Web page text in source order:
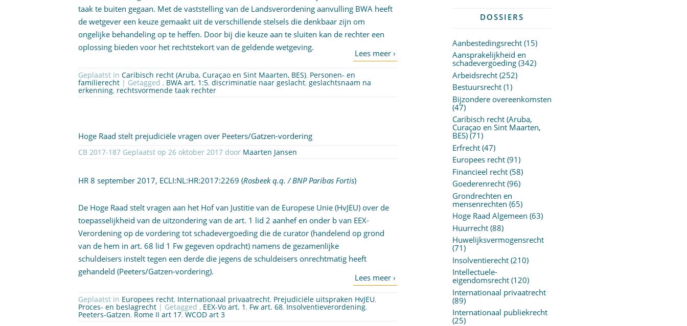
taak te buiten gegaan. Met de vaststelling van de Landsverordening aanvulling BWA heeft
de wetgever een keuze gemaakt uit de verschillende stelsels die denkbaar zijn om
ongelijke behandeling op te heffen. Door bij die keuze aan te sluiten kan de rechter een
oplossing bieden voor het rechtstekort van de geldende wetgeving.
Geplaatst inCaribisch recht (Aruba, Curaçao en Sint Maarten, BES), Personen- en
familierecht | Getagged , BWA art. 1:5,discriminatie naar geslacht,geslachtsnaam na
erkenning, rechtsvormende taak rechter
Hoge Raad stelt prejudiciële vragen over Peeters/Gatzen-vordering
CB 2017-187 Geplaatst op 26 oktober 2017 door Maarten Jansen
HR 8 september 2017, ECLI:NL:HR:2017:2269 (Rosbeek q.q. / BNP Paribas Fortis)
De Hoge Raad stelt vragen aan het Hof van Justitie van de Europese Unie (HvJEU) over de
toepasselijkheid van de uitzondering van deart. 1 lid 2 aanhef en onder b van EEX-
Verordening op de vordering tot schadevergoeding die de curator (handelend op grond
van de hem in art.68 lid 1 Fw gegeven opdracht) namens de gezamenlijke
schuldeisers instelt tegen een derde die jegens de schuldeisers onrechtmatig heeft
gehandeld (Peeters/Gatzen-vordering).
Geplaatst in Europees recht, Internationaal privaatrecht, Prejudiciële uitspraken HvJEU,
Proces- en beslagrecht | Getagged , EEX-Vo art. 1 , Fw art. 68,Insolventieverordening,
Peeters-Gatzen, Rome II art 17,WCOD art 3
DOSSIERS
Aanbestedingsrecht(15)
Aansprakelijkheid en
schadevergoeding(342)
Arbeidsrecht(252)
Bestuursrecht(1)
Bijzondere overeenkomsten
(47)
Caribisch recht (Aruba,
Curaçao en Sint Maarten,
BES)(71)
Erfrecht(47)
Europees recht(91)
Financieel recht(58)
Goederenrecht(96)
Grondrechten en
mensenrechten (65)
Hoge Raad Algemeen (63)
Huurrecht(88)
Huwelijksvermogensrecht
(71)
Insolventierecht(210)
Intellectuele-
eigendomsrecht(120)
Internationaal privaatrecht
(89)
Internationaal publiekrecht
(25)